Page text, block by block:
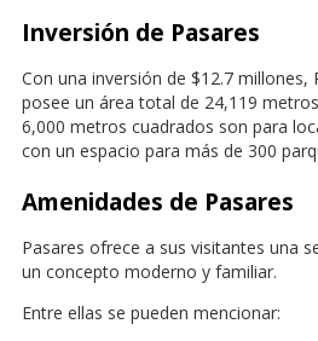
Inversión de Pasares
Con una inversión de $12.7 millones,
posee un área total de 24,119
6,000 metros cuadrados son para
con un espacio para más de 300
Amenidades de Pasares
Pasares ofrece a sus visitantes una
un concepto moderno y familiar.
Entre ellas se pueden mencionar: